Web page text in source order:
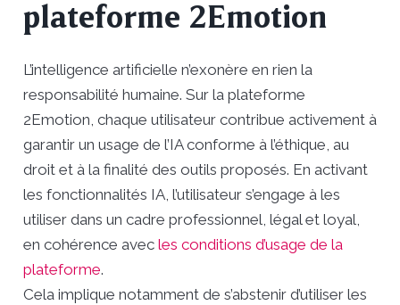
plateforme 2Emotion
L’intelligence artificielle n’exonère en rien la
responsabilité humaine. Sur la plateforme
2Emotion, chaque utilisateur contribue activement à
garantir un usage de l’IA conforme à l’éthique, au
droit et à la finalité des outils proposés. En activant
les fonctionnalités IA, l’utilisateur s’engage à les
utiliser dans un cadre professionnel, légal et loyal,
en cohérence avec les conditions d’usage de la
plateforme.
Cela implique notamment de s’abstenir d’utiliser les